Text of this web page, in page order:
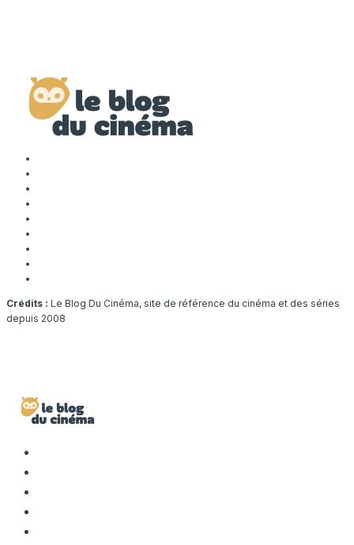
Crédits : Le Blog Du Cinéma, site de référence du cinéma et des séries
depuis 2008